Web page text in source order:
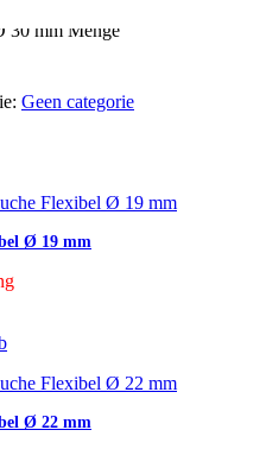
30 mm Menge
Geen categorie
Ø 19 mm
Ø 22 mm